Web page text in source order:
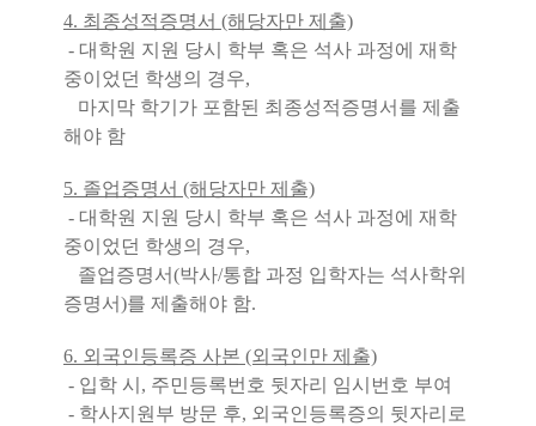
4. 최종성적증명서 (해당자만 제출)
- 대학원 지원 당시 학부 혹은 석사 과정에 재학
중이었던 학생의 경우,
마지막 학기가 포함된 최종성적증명서를 제출
해야 함
5. 졸업증명서 (해당자만 제출)
- 대학원 지원 당시 학부 혹은 석사 과정에 재학
중이었던 학생의 경우,
졸업증명서(박사/통합 과정 입학자는 석사학위
증명서)를 제출해야 함.
6. 외국인등록증 사본 (외국인만 제출)
- 입학 시, 주민등록번호 뒷자리 임시번호 부여
- 학사지원부 방문 후, 외국인등록증의 뒷자리로